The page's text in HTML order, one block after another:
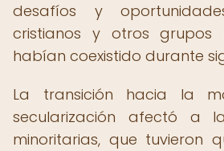
desafíos y
cristianos y otros grupos
habían coexistido durante
La transición hacia la
secularización afectó a
minoritarias, que tuvieron